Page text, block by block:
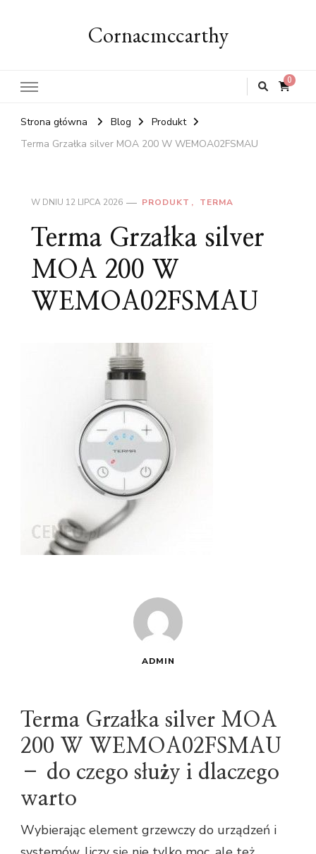
Cornacmccarthy
0
Strona główna Blog
Produkt
Terma Grzałka silver MOA 200 W WEMOA02FSMAU
W DNIU 12 LIPCA 2026 PRODUKT TERMA
Terma Grzałka silver
MOA 200 W
WEMOA02FSMAU
ADMIN
Terma Grzałka silver MOA
200 W WEMOA02FSMAU
– do czego służy i dlaczego
warto
Wybierając element grzewczy do urządzeń i